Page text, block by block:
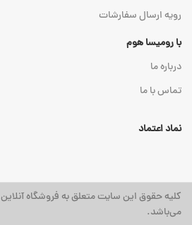
رویه ارسال سفارشات
با رومیسا هوم
درباره ما
تماس با ما
نماد اعتماد
کلیه حقوق این سایت متعلق به فروشگاه آنلاین
می‌باشد.